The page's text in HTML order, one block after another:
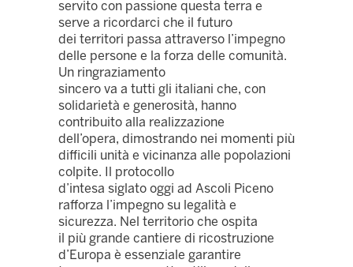
servito con passione questa terra e
serve a ricordarci che il futuro
dei territori passa attraverso l’impegno
delle persone e la forza delle comunità.
Un ringraziamento
sincero va a tutti gli italiani che, con
solidarietà e generosità, hanno
contribuito alla realizzazione
dell’opera, dimostrando nei momenti più
difficili unità e vicinanza alle popolazioni
colpite. Il protocollo
d’intesa siglato oggi ad Ascoli Piceno
rafforza l’impegno su legalità e
sicurezza. Nel territorio che ospita
il più grande cantiere di ricostruzione
d’Europa è essenziale garantire